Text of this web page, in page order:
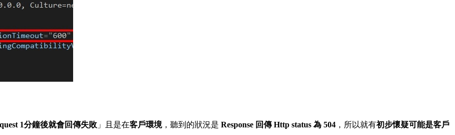
1分鐘後就會回傳失敗 」且是在客戶環境，聽到的狀況是 Response 回傳 Http status 為 504 ，所以就有初步懷疑可能是客戶